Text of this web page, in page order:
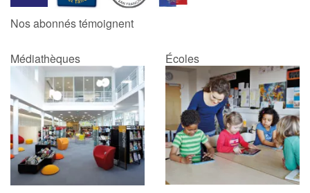
Nos abonnés témoignent
Médiathèques Écoles